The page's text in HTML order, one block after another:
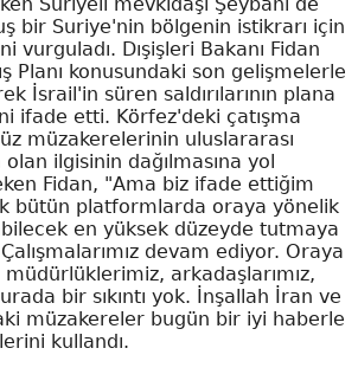
Suriyeli mevkidaşı Şeybani de
bir Suriye'nin bölgenin istikrarı için
vurguladı. Dışişleri Bakanı Fidan
Planı konusundaki son gelişmelerle
İsrail'in süren saldırılarının plana
ifade etti. Körfez'deki çatışma
müzakerelerinin uluslararası
ilgisinin dağılmasına yol
Fidan, "Ama biz ifade ettiğim
bütün platformlarda oraya yönelik
en yüksek düzeyde tutmaya
devam ediyor. Oraya
müdürlüklerimiz, arkadaşlarımız,
bir sıkıntı yok. İnşallah İran ve
müzakereler bugün bir iyi haberle
kullandı.